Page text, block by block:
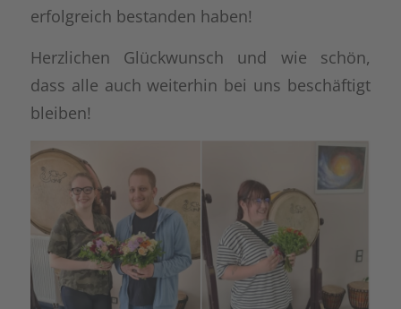
erfolgreich bestanden haben!
Herzlichen Glückwunsch und wie schön,
dass alle auch weiterhin bei uns beschäftigt
bleiben!